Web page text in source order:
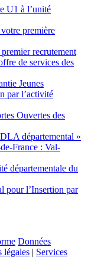
U1 à l’unité
première
recrutement
de services des
Jeunes
par l’activité
Ouvertes des
départemental »
France : Val-
départementale du
pour l’Insertion par
Données
légales | Services